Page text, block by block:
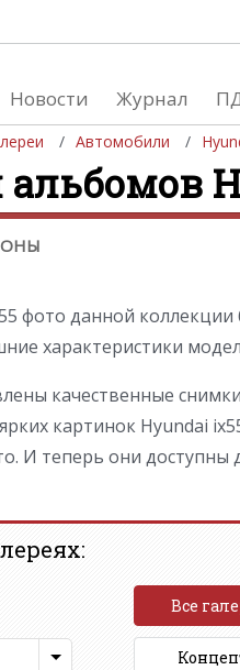
Новости Журнал
Автомобили
альбомов
Девушки
Девушки и автомобили
Девушки и мото
фото данной коллекции
характеристики
качественные
картинок Hyundai
И теперь они доступны
Все